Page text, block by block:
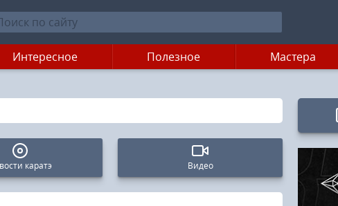
Интересное Полезное Мастера
каратэ Видео